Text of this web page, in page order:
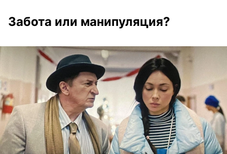
Забота или манипуляция?